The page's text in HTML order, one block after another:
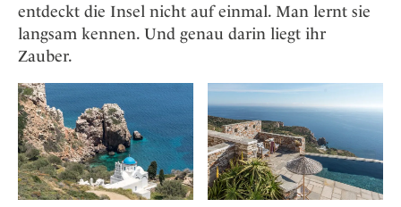
entdeckt die Insel nicht auf einmal. Man lernt sie
langsam kennen. Und genau darin liegt ihr
Zauber.